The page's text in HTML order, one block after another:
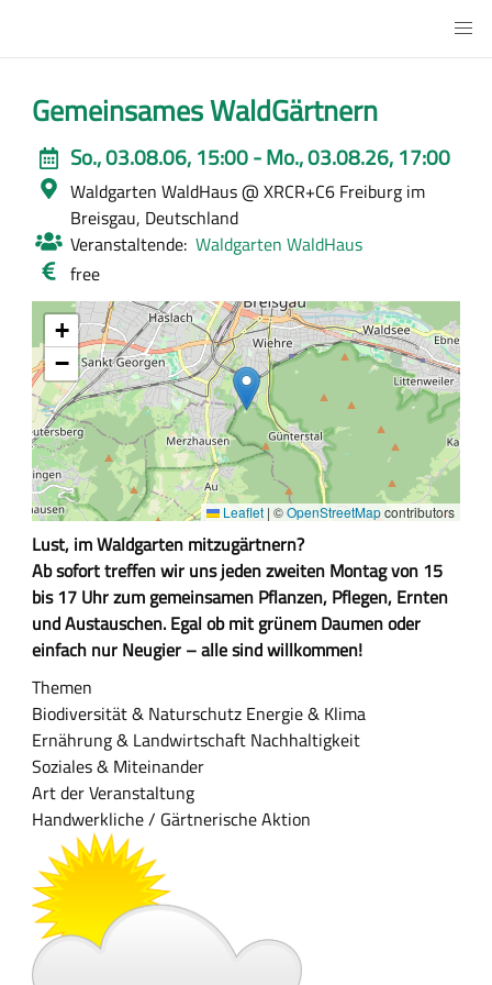
Gärtnern
Gemeinsames WaldGärtnern
Event
date
So., 03.08.06, 15:00 - Mo., 03.08.26, 17:00
Ort
Waldgarten WaldHaus@ XRCR+C6 Freiburg im
Breisgau, Deutschland
Veranstaltende Waldgarten WaldHaus
Eintritt
/
Kosten
free
+
−
Leaflet | ©OpenStreetMapcontributors
Z
u
s
a
m
m
e
n
f
a
s
s
n
g
Lust, im Waldgarten mitzugärtnern?
Ab sofort treffen wir uns jeden zweiten Montag von 15
bis 17 Uhr zum gemeinsamen Pflanzen, Pflegen, Ernten
und Austauschen. Egal ob mit grünem Daumen oder
einfach nur Neugier – alle sind willkommen!
Themen
Biodiversität & Naturschutz Energie & Klima
Ernährung & Landwirtschaft Nachhaltigkeit
Soziales & Miteinander
Art der Veranstaltung
Handwerkliche / Gärtnerische Aktion